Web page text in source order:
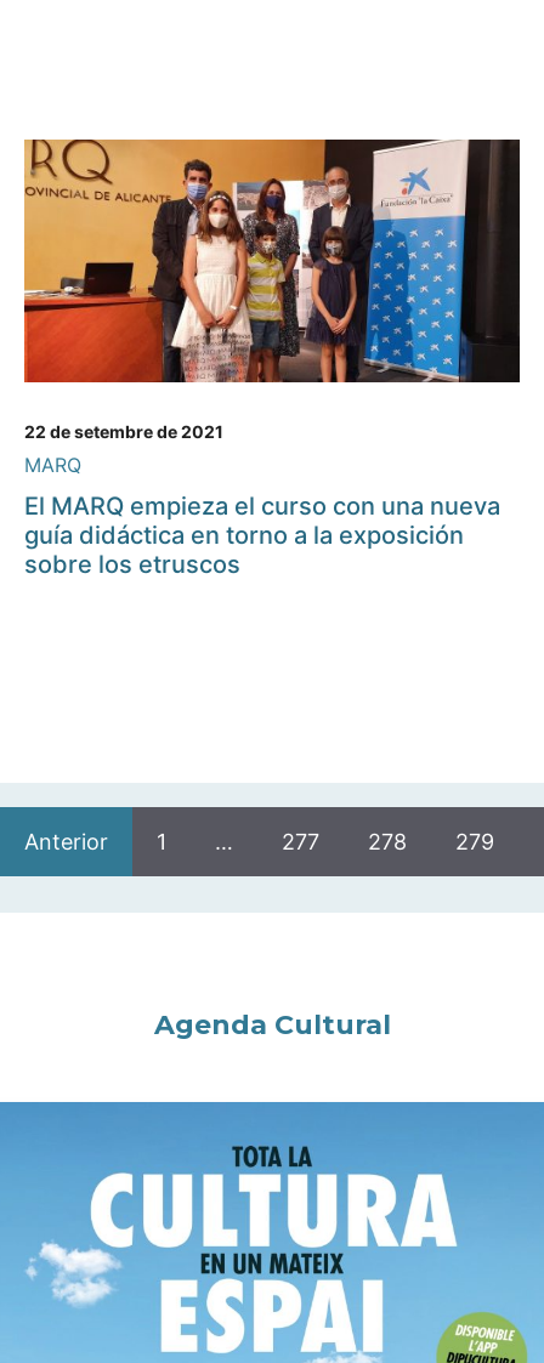
22 de setembre de 2021
MARQ
El MARQ empieza el curso con una nueva
guía didáctica en torno a la exposición
sobre los etruscos
Anterior 1 … 277 278 279
Agenda Cultural